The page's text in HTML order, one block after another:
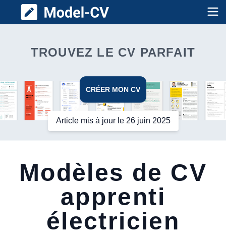
Model CV
TROUVEZ LE CV PARFAIT
CRÉER MON CV
Article mis à jour le 26 juin 2025
Modèles de CV
apprenti
électricien